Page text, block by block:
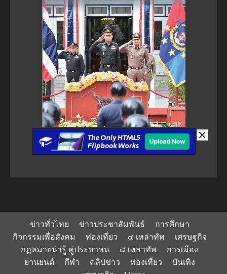
ข่าวทั่วไทย ข่าวประชาสัมพันธ์
การศึกษา
กิจกรรมเพื่อสังคม
ท่องเที่ยว ๔ เหล่าทัพ
เศรษฐกิจ
กฏหมายน่ารู้ คู่ประชาชน
๔ เหล่าทัพ
การเมือง
ยานยนต์
กีฬา คลิปข่าว ท่องเที่ยว
บันเทิง